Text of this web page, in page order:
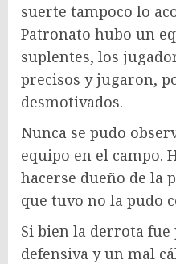
suerte tampoco lo
Patronato hubo un
suplentes, los
precisos y jugaron,
desmotivados.
Nunca se pudo
equipo en el campo.
hacerse dueño de la
que tuvo no la pudo
Si bien la derrota
defensiva y un mal